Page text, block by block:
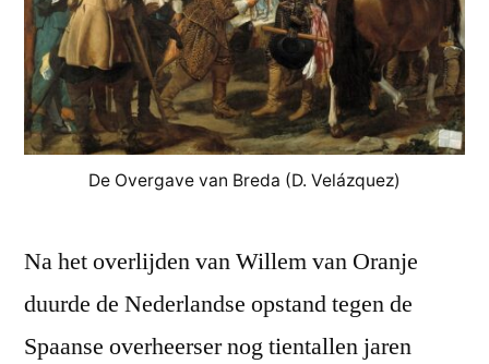
De Overgave van Breda (D. Velázquez)
Na het overlijden van Willem van Oranje
duurde de Nederlandse opstand tegen de
Spaanse overheerser nog tientallen jaren